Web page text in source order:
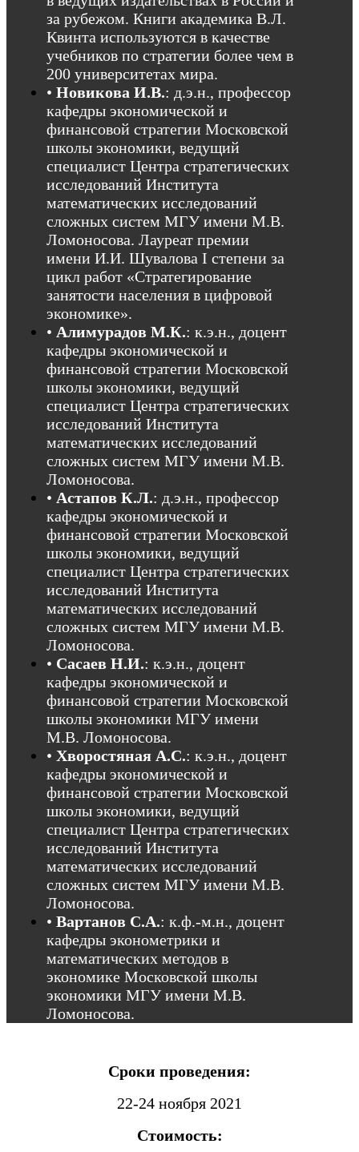
за рубежом. Книги академика В.Л.
Квинта используются в качестве
учебников по стратегии более чем в
200 университетах мира.
• Новикова И.В.: д.э.н., профессор
кафедры экономической и
финансовой стратегии Московской
школы экономики, ведущий
специалист Центра стратегических
исследований Института
математических исследований
сложных систем МГУ имени М.В.
Ломоносова. Лауреат премии
имени И.И. Шувалова I степени за
цикл работ «Cтратегирование
занятости населения в цифровой
экономике».
• Алимурадов М.К.: к.э.н., доцент
кафедры экономической и
финансовой стратегии Московской
школы экономики, ведущий
специалист Центра стратегических
исследований Института
математических исследований
сложных систем МГУ имени М.В.
Ломоносова.
• Астапов К.Л.: д.э.н., профессор
кафедры экономической и
финансовой стратегии Московской
школы экономики, ведущий
специалист Центра стратегических
исследований Института
математических исследований
сложных систем МГУ имени М.В.
Ломоносова.
• Сасаев Н.И.: к.э.н., доцент
кафедры экономической и
финансовой стратегии Московской
школы экономики МГУ имени
М.В. Ломоносова.
• Хворостяная А.С.: к.э.н., доцент
кафедры экономической и
финансовой стратегии Московской
школы экономики, ведущий
специалист Центра стратегических
исследований Института
математических исследований
сложных систем МГУ имени М.В.
Ломоносова.
• Вартанов С.А.: к.ф.-м.н., доцент
кафедры эконометрики и
математических методов в
экономике Московской школы
экономики МГУ имени М.В.
Ломоносова.
Сроки проведения:
22-24 ноября 2021
Стоимость: